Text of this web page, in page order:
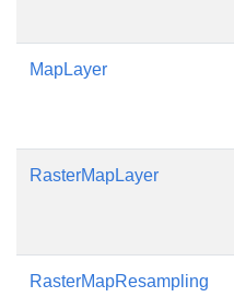
MapLayer
RasterMapLayer
RasterMapResampling